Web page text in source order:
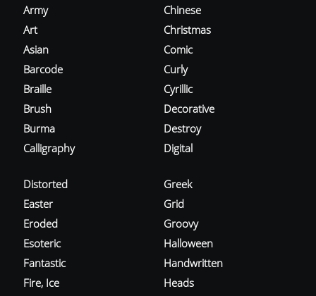
Army
Art
Asian
Barcode
Braille
Brush
Burma
Calligraphy
Chinese
Christmas
Comic
Curly
Cyrillic
Decorative
Destroy
Digital
Distorted
Easter
Eroded
Esoteric
Fantastic
Fire, Ice
Greek
Grid
Groovy
Halloween
Handwritten
Heads